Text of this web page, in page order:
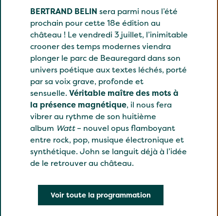
BERTRAND BELIN sera parmi nous l’été
prochain pour cette 18e édition au
château ! Le vendredi 3 juillet, l’inimitable
crooner des temps modernes viendra
plonger le parc de Beauregard dans son
univers poétique aux textes léchés, porté
par sa voix grave, profonde et
sensuelle.Véritable maître des mots à
la présence magnétique, il nous fera
vibrer au rythme de son huitième
album Watt– nouvel opus flamboyant
entre rock, pop, musique électronique et
synthétique. John se languit déjà à l’idée
de le retrouver au château.
Voir toute la programmation